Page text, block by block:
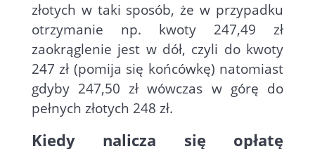
złotych w taki sposób, że w przypadku
otrzymanie np. kwoty 247,49 zł
zaokrąglenie jest w dół, czyli do kwoty
247 zł (pomija się końcówkę) natomiast
gdyby 247,50 zł wówczas w górę do
pełnych złotych 248 zł.
Kiedy nalicza się opłatę